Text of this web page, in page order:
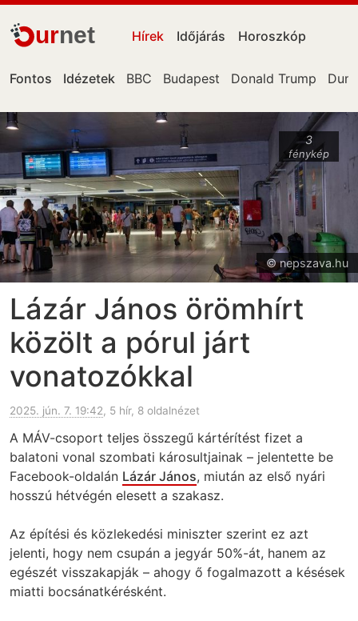
urnet Hírek Időjárás Horoszkóp
Fontos Idézetek BBC Budapest Donald Trump Duna
3
fénykép
© nepszava.hu
Lázár János örömhírt
közölt a pórul járt
vonatozókkal
2025. jún. 7. 19:42, 5 hír, 8 oldalnézet
A MÁV-csoport teljes összegű kártérítést fizet a
balatoni vonal szombati károsultjainak – jelentette be
Facebook-oldalán Lázár János, miután az első nyári
hosszú hétvégén elesett a szakasz.
Az építési és közlekedési miniszter szerint ez azt
jelenti, hogy nem csupán a jegyár 50%-át, hanem az
egészét visszakapják – ahogy ő fogalmazott a késések
miatti bocsánatkérésként.